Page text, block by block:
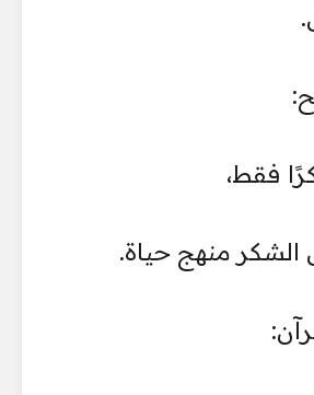
فقط،
منهج حياة.